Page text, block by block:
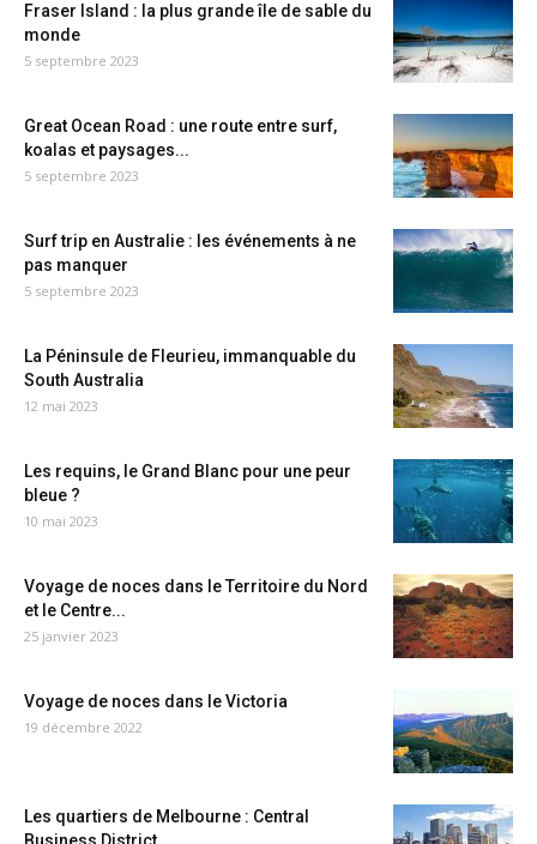
Fraser Island : la plus grande île de sable du
monde
5 septembre 2023
Great Ocean Road : une route entre surf,
koalas et paysages...
5 septembre 2023
Surf trip en Australie : les événements à ne
pas manquer
5 septembre 2023
La Péninsule de Fleurieu, immanquable du
South Australia
12 mai 2023
Les requins, le Grand Blanc pour une peur
bleue ?
10 mai 2023
Voyage de noces dans le Territoire du Nord
et le Centre...
25 janvier 2023
Voyage de noces dans le Victoria
19 décembre 2022
Les quartiers de Melbourne : Central